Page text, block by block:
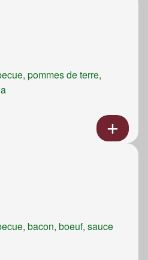
pommes de terre,
bacon, boeuf, sauce